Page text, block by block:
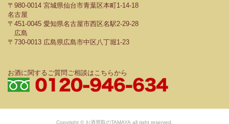
〒980-0014 宮城県仙台市青葉区本町1-14-18
名古屋
〒451-0045 愛知県名古屋市西区名駅2-29-28
広島
〒730-0013 広島県広島市中区八丁堀1-23
お酒に関するご質問ご相談はこちらから
Copyright © お酒買取のTAMAYA all right reserved.